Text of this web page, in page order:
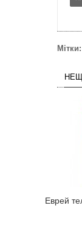
Мітки:
Еврей